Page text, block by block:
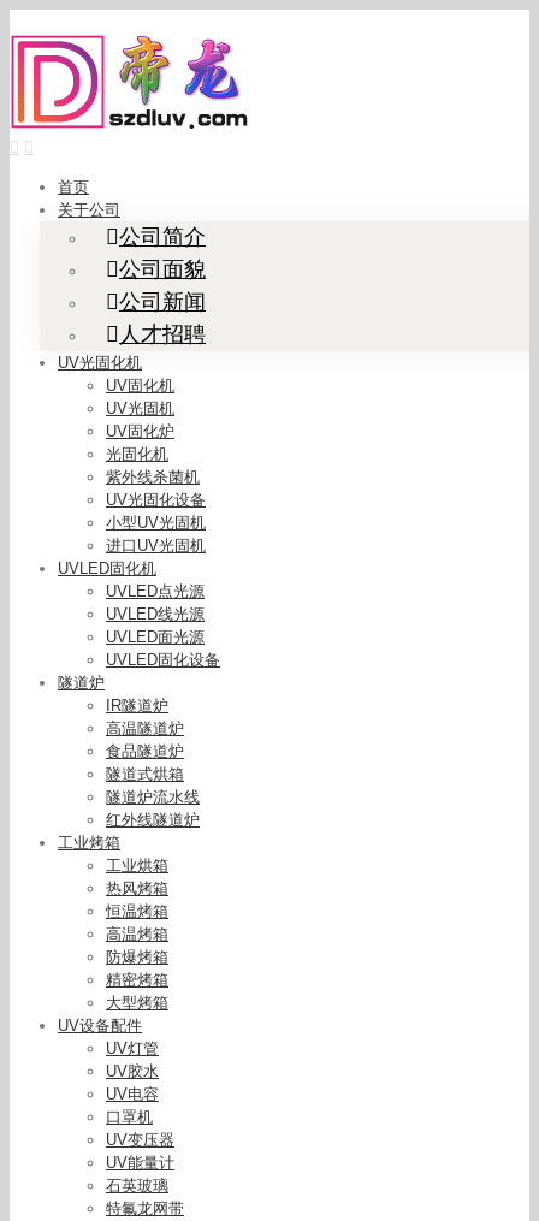
to
content
首页
关于公司
公司简介
公司面貌
公司新闻
人才招聘
UV光固化机
UV固化机
UV光固机
UV固化炉
光固化机
紫外线杀菌机
UV光固化设备
小型UV光固机
进口UV光固机
UVLED固化机
UVLED点光源
UVLED线光源
UVLED面光源
UVLED固化设备
隧道炉
IR隧道炉
高温隧道炉
食品隧道炉
隧道式烘箱
隧道炉流水线
红外线隧道炉
工业烤箱
工业烘箱
热风烤箱
恒温烤箱
高温烤箱
防爆烤箱
精密烤箱
大型烤箱
UV设备配件
UV灯管
UV胶水
UV电容
口罩机
UV变压器
UV能量计
石英玻璃
特氟龙网带